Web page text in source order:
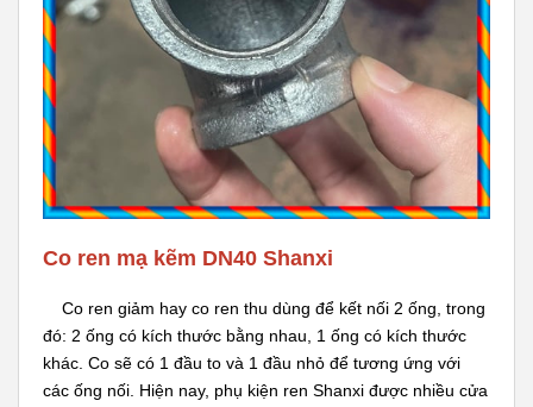
Co ren mạ kẽm DN40 Shanxi
Co ren giảm hay co ren thu dùng để kết nối 2 ống, trong
đó: 2 ống có kích thước bằng nhau, 1 ống có kích thước
khác. Co sẽ có 1 đầu to và 1 đầu nhỏ để tương ứng với
các ống nối. Hiện nay, phụ kiện ren Shanxi được nhiều cửa